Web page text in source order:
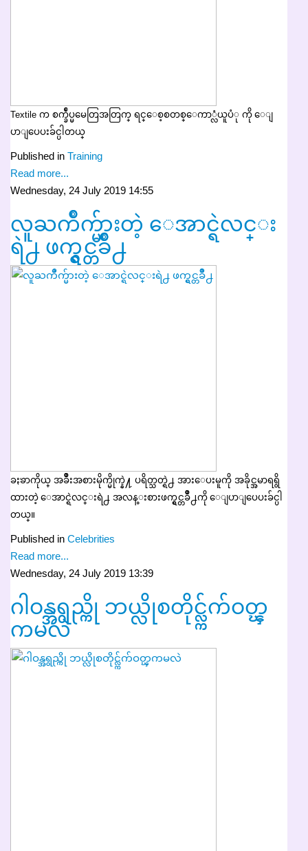
Textile က စက္ခ်ဳပ္မမေတြအတြက္ ရင္ေစ့စတစ္ေကာ္လံယူပံု ကို ေျ
ပာျပေပးခ်င္ပါတယ္
Published in Training
Read more...
Wednesday, 24 July 2019 14:55
လူႀကိဳက္မ်ားတဲ့ ေအာင္ရဲလင္း
ရဲ႕ ဖက္ရွင္တခ်ဳိ႕
ခႏၶာကိုယ္ အခ်ဳိးအစားမိုက္မိုက္နဲ႔ ပရိတ္သတ္ရဲ႕ အားေပးမူကို အခိုင္အမာရရွိ
ထားတဲ့ ေအာင္ရဲလင္းရဲ႕ အလန္းစားဖက္ရွင္တခ်ဳိ႕ကို ေျပာျပေပးခ်င္ပါ
တယ္။
Published in Celebrities
Read more...
Wednesday, 24 July 2019 13:39
ဂါဝန္အရွည္ကို ဘယ္လိုစတိုင္လ္က်က်ဝတ္ၾ
ကမလဲ